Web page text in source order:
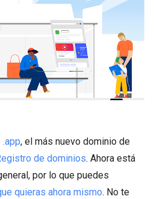
.app, el más nuevo dominio de
de dominios. Ahora está
por lo que puedes
quieras ahora mismo. No te